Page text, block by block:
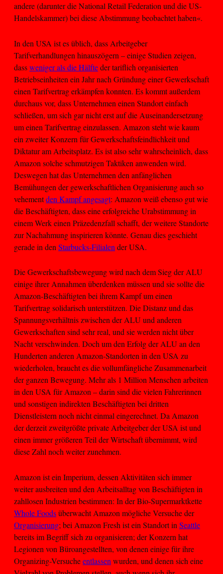
andere (darunter die National Retail Federation und die US-
Handelskammer) bei diese Abstimmung beobachtet haben«.
In den USA ist es üblich, dass Arbeitgeber
Tarifverhandlungen hinauszögern – einige Studien zeigen,
dassweniger als die Hälfteder tariflich organisierten
Betriebseinheiten ein Jahr nach Gründung einer Gewerkschaft
einen Tarifvertrag erkämpfen konnten. Es kommt außerdem
durchaus vor, dass Unternehmen einen Standort einfach
schließen, um sich gar nicht erst auf die Auseinandersetzung
um einen Tarifvertrag einzulassen. Amazon steht wie kaum
ein zweiter Konzern für Gewerkschaftsfeindlichkeit und
Diktatur am Arbeitsplatz. Es ist also sehr wahrscheinlich, dass
Amazon solche schmutzigen Taktiken anwenden wird.
Deswegen hat das Unternehmen den anfänglichen
Bemühungen der gewerkschaftlichen Organisierung auch so
vehementden Kampf angesagt: Amazon weiß ebenso gut wie
die Beschäftigten, dass eine erfolgreiche Urabstimmung in
einem Werk einen Präzedenzfall schafft, der weitere Standorte
zur Nachahmung inspirieren könnte. Genau dies geschieht
gerade in den Starbucks-Filialen der USA.
Die Gewerkschaftsbewegung wird nach dem Sieg der ALU
einige ihrer Annahmen überdenken müssen und sie sollte die
Amazon-Beschäftigten bei ihrem Kampf um einen
Tarifvertrag solidarisch unterstützen. Die Distanz und das
Spannungsverhältnis zwischen der ALU und anderen
Gewerkschaften sind sehr real, und sie werden nicht über
Nacht verschwinden. Doch um den Erfolg der ALU an den
Hunderten anderen Amazon-Standorten in den USA zu
wiederholen, braucht es die vollumfängliche Zusammenarbeit
der ganzen Bewegung. Mehr als 1 Million Menschen arbeiten
in den USA für Amazon – darin sind die vielen Fahrerinnen
und sonstigen indirekten Beschäftigten bei dritten
Dienstleistern noch nicht einmal eingerechnet. Da Amazon
der derzeit zweitgrößte private Arbeitgeber der USA ist und
einen immer größeren Teil der Wirtschaft übernimmt, wird
diese Zahl noch weiter zunehmen.
Amazon ist ein Imperium, dessen Aktivitäten sich immer
weiter ausbreiten und den Arbeitsalltag von Beschäftigten in
zahllosen Industrien bestimmen: In der Bio-Supermarktkette
Whole Foodsüberwacht Amazon mögliche Versuche der
Organisierung; bei Amazon Fresh ist ein Standort in Seattle
bereits im Begriff sich zu organisieren; der Konzern hat
Legionen von Büroangestellten, von denen einige für ihre
Organizing-Versucheentlassen wurden, und denen sich eine